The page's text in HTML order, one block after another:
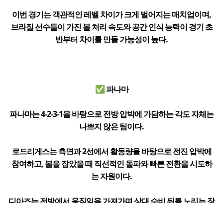
이번 경기는 객관적인 레벨 차이가 크게 벌어지는 매치업이며,
브라질 선수들이 가진 볼 처리 속도와 공간 인식 능력이 경기 초
반부터 차이를 만들 가능성이 높다.
✅ 파나마
파나마는 4-2-3-1을 바탕으로 전방 압박에 가담하는 각도 자체는
나쁘지 않은 팀이다.
로드리게스는 측면과 2선에서 활동량을 바탕으로 전진 압박에
참여하고, 볼을 잡았을 때 직선적인 돌파와 빠른 전환을 시도하
는 자원이다.